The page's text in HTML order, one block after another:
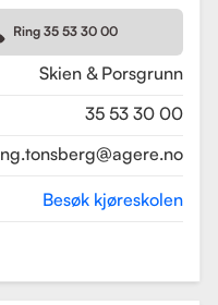
moped til buss
har som mål å gi
ferdighetene
å bli trygge og
med et fokus
ingen drepte
tilbyr også ulike
moduler
Les mer
Ring 35 53 30 00
Skien & Porsgrunn
35 53 30 00
Besøk kjøreskolen